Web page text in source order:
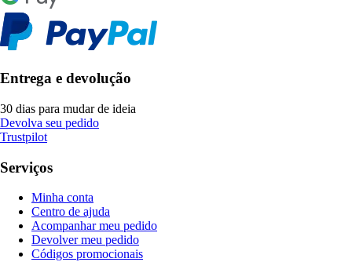
Entrega e devolução
30 dias para mudar de ideia
Devolva seu pedido
Trustpilot
Serviços
Minha conta
Centro de ajuda
Acompanhar meu pedido
Devolver meu pedido
Códigos promocionais